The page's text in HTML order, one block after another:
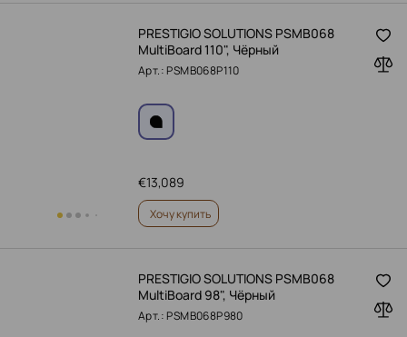
PRESTIGIO SOLUTIONS PSMB068
MultiBoard 110", Чёрный
Арт.: PSMB068P110
13,089
€
Хочу купить
PRESTIGIO SOLUTIONS PSMB068
MultiBoard 98", Чёрный
Арт.: PSMB068P980